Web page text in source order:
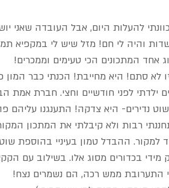
להעלות היום, אבל העובדה שאני
והיה לי חם! מזל שיש לי במקפיא
אחד המתכונים הכי טעימים וממכרים!
סתם! היא מחייבת! הכנתי כבר המון
ילדתי לפני חודשיים וחצי. חברת אמת
נדירים- היא צדקה! התענגנו עליהם
רבות ולא קיבלתי את המתכון
למקור. ההבדל טמון בעיניי בהוספת
בכדורים מסוג אלו. בשילוב עם
התערובת ממש רכה, הם נשמרים נצח!